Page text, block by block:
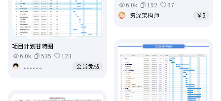
6.0k
192
97
资深架构师
￥5
项目计划甘特图
6.0k
535
123
.............
会员免费